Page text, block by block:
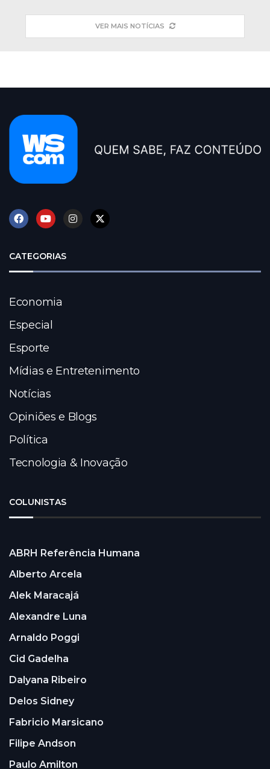
VER MAIS NOTÍCIAS
CATEGORIAS
Economia
Especial
Esporte
Mídias e Entretenimento
Notícias
Opiniões e Blogs
Política
Tecnologia & Inovação
COLUNISTAS
ABRH Referência Humana
Alberto Arcela
Alek Maracajá
Alexandre Luna
Arnaldo Poggi
Cid Gadelha
Dalyana Ribeiro
Delos Sidney
Fabricio Marsicano
Filipe Andson
Paulo Amilton